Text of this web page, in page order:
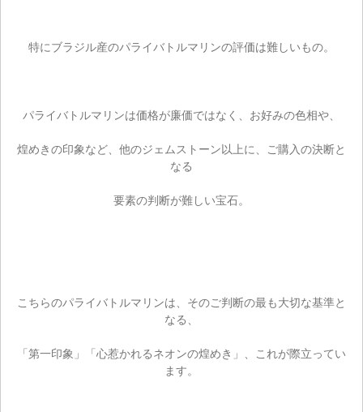
特にブラジル産のパライバトルマリンの評価は難しいもの。
パライバトルマリンは価格が廉価ではなく、お好みの色相や、
煌めきの印象など、他のジェムストーン以上に、ご購入の決断と
なる
要素の判断が難しい宝石。
こちらのパライバトルマリンは、そのご判断の最も大切な基準と
なる、
「第一印象」「心惹かれるネオンの煌めき」、これが際立ってい
ます。